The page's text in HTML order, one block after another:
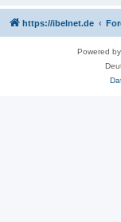
https://ibelnet.de
Powered by